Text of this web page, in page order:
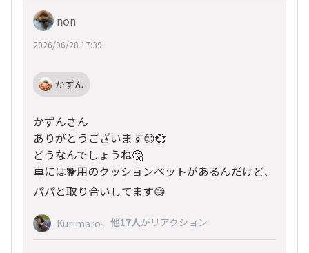
non
2026/06/28 17:39
かずん
かずんさん
ありがとうございます😊💞
どうなんでしょうね🤔
車には🐕️用のクッションベットがあるんだけど、
パパと取り合いしてます😅
Kurimaro、 他17人がリアクション